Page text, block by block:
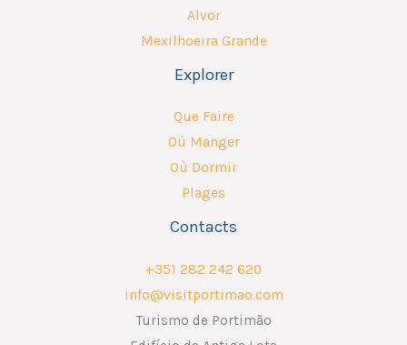
Alvor
Mexilhoeira Grande
Explorer
Que Faire
Où Manger
Où Dormir
Plages
Contacts
+351 282 242 620
info@visitportimao.com
Turismo de Portimão